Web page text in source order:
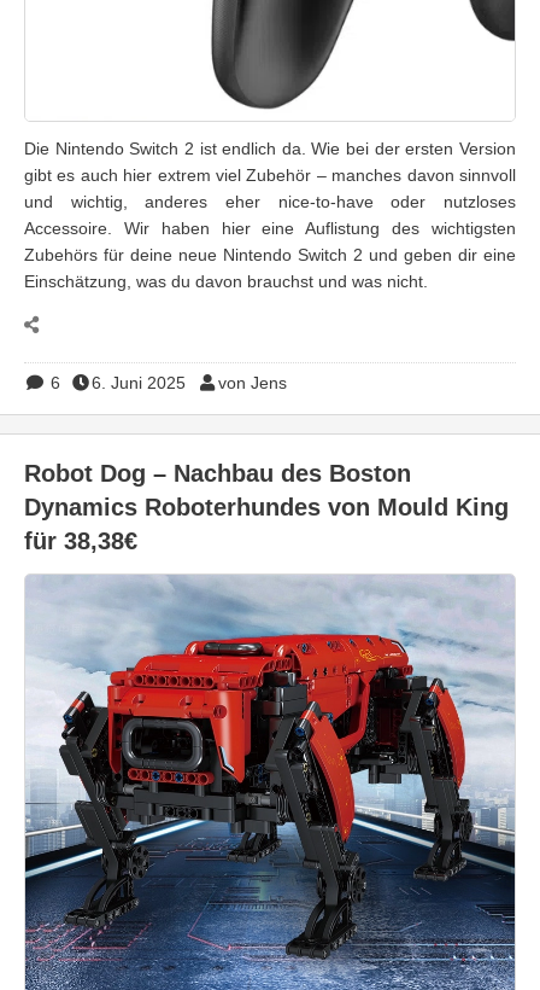
Die Nintendo Switch 2 ist endlich da. Wie bei der ersten Version
gibt es auch hier extrem viel Zubehör – manches davon sinnvoll
und wichtig, anderes eher nice-to-have oder nutzloses
Accessoire. Wir haben hier eine Auflistung des wichtigsten
Zubehörs für deine neue Nintendo Switch 2 und geben dir eine
Einschätzung, was du davon brauchst und was nicht.
6 6. Juni 2025 von Jens
Robot Dog – Nachbau des Boston
Dynamics Roboterhundes von Mould King
für 38,38€